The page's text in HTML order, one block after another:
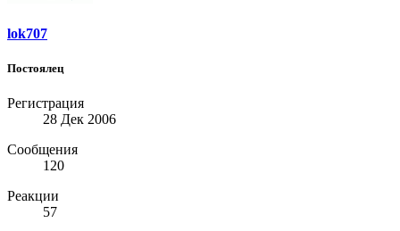
lok707
Постоялец
Регистрация
28 Дек 2006
Сообщения
120
Реакции
57